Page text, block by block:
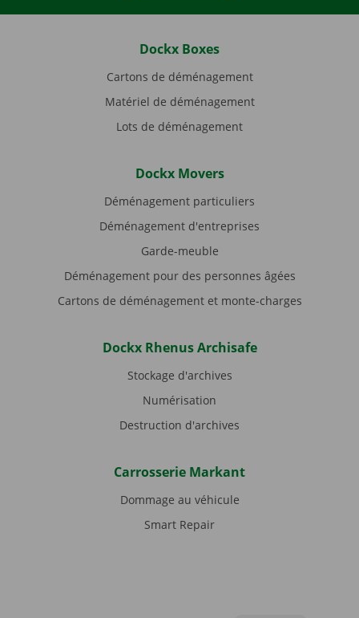
Dockx Boxes
Cartons de déménagement
Matériel de déménagement
Lots de déménagement
Dockx Movers
Déménagement particuliers
Déménagement d'entreprises
Garde-meuble
Déménagement pour des personnes âgées
Cartons de déménagement et monte-charges
Dockx Rhenus Archisafe
Stockage d'archives
Numérisation
Destruction d'archives
Carrosserie Markant
Dommage au véhicule
Smart Repair